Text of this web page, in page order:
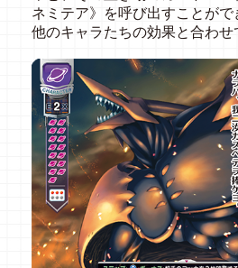
ネミテア》を呼び出すことが
他のキャラたちの効果と合わ